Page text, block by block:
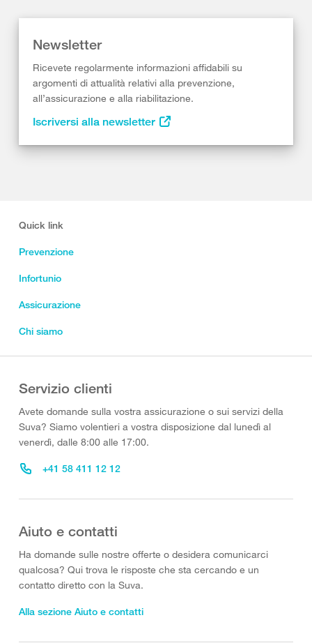
Newsletter
Ricevete regolarmente informazioni affidabili su
argomenti di attualità relativi alla prevenzione,
all’assicurazione e alla riabilitazione.
Iscriversi alla newsletter
Quick link
Prevenzione
Infortunio
Assicurazione
Chi siamo
Servizio clienti
Avete domande sulla vostra assicurazione o sui servizi della
Suva? Siamo volentieri a vostra disposizione dal lunedì al
venerdì, dalle 8:00 alle 17:00.
+41 58 411 12 12
Aiuto e contatti
Ha domande sulle nostre offerte o desidera comunicarci
qualcosa? Qui trova le risposte che sta cercando e un
contatto diretto con la Suva.
Alla sezione Aiuto e contatti